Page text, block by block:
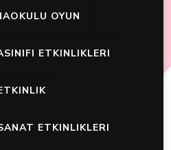
OYUN
ETKINLIKLERI
ETKINLIKLERI